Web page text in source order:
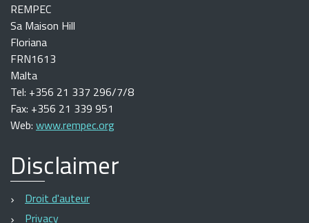
REMPEC
Sa Maison Hill
Floriana
FRN1613
Malta
Tel: +356 21 337 296/7/8
Fax: +356 21 339 951
Web: www.rempec.org
Disclaimer
Droit d'auteur
Privacy